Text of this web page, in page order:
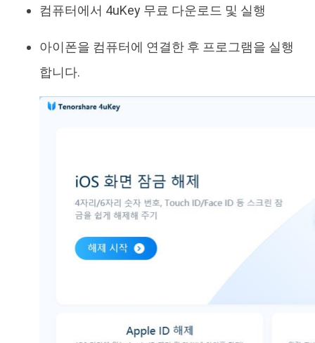
컴퓨터에서 4uKey 무료 다운로드 및 실행
아이폰을 컴퓨터에 연결한 후 프로그램을 실행
합니다.